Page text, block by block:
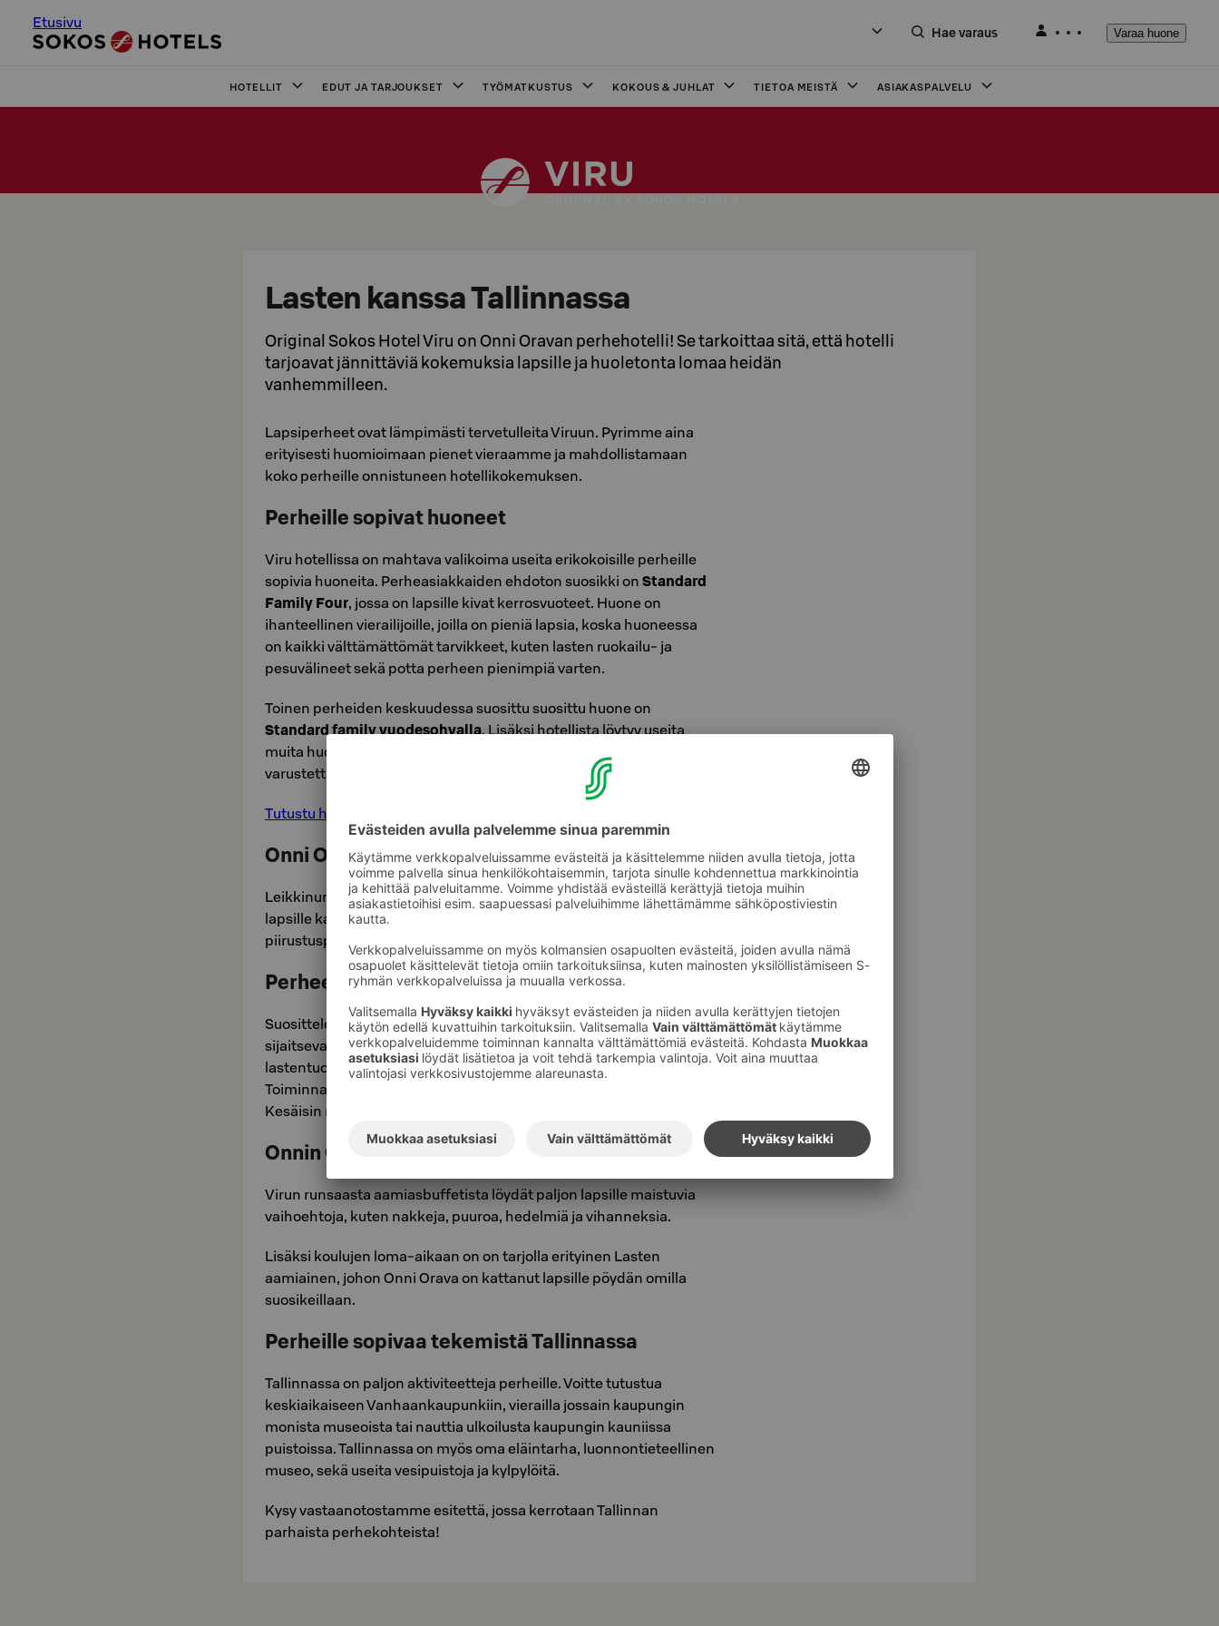
Etusivu
Hae varaus Varaa huone
HOTELLIT EDUT JA TARJOUKSET TYÖMATKUSTUS KOKOUS & JUHLAT TIETOA MEISTÄ ASIAKASPALVELU
Lasten kanssa Tallinnassa
Original Sokos Hotel Viru on Onni Oravan perhehotelli! Se tarkoittaa sitä, että hotelli
tarjoavat jännittäviä kokemuksia lapsille ja huoletonta lomaa heidän
vanhemmilleen.
Lapsiperheet ovat lämpimästi tervetulleita Viruun. Pyrimme aina
erityisesti huomioimaan pienet vieraamme ja mahdollistamaan
koko perheille onnistuneen hotellikokemuksen.
Perheille sopivat huoneet
Viru hotellissa on mahtava valikoima useita erikokoisille perheille
sopivia huoneita. Perheasiakkaiden ehdoton suosikki on Standard
Family Four, jossa on lapsille kivat kerrosvuoteet. Huone on
ihanteellinen vierailijoille, joilla on pieniä lapsia, koska huoneessa
on kaikki välttämättömät tarvikkeet, kuten lasten ruokailu- ja
pesuvälineet sekä potta perheen pienimpiä varten.
Toinen perheiden keskuudessa suosittu suosittu huone on
Standard family vuodesohvalla. Lisäksi hotellista löytyy useita
muita huonetyyppejä yhdellä tai kahdella lisävuoteella
varustettuna, sekä tilavia sviittejä.
Tutustu huoneisiin tästä!
Onni Oravan leikkinurkkaus
Leikkinurkkaus sijaitsee hotellin ala-aulan kahvilassa. Siellä on
lapsille kaikenlaista hauskaa puuhasteltavaa, kuten pelejä,
piirustuspöytä ja leikkikeittiö.
Perheen kanssa syömään
Suosittelemme perheitä vierailemaan ensimmäisessä kerroksessa
sijaitsevassa Amarillo-ravintolassa. Käytettävissä ovat niin
lastentuolit, ruokalaput kuin lasten omat ruokailuvälineet.
Toiminnalliset lastenmenut helpottavat perheen ruokailua.
Kesäisin ravintolan ulkoterassilla on leikkinurkkaus.
Onnin Oravan aamiainen
Virun runsaasta aamiasbuffetista löydät paljon lapsille maistuvia
vaihoehtoja, kuten nakkeja, puuroa, hedelmiä ja vihanneksia.
Lisäksi koulujen loma-aikaan on on tarjolla erityinen Lasten
aamiainen, johon Onni Orava on kattanut lapsille pöydän omilla
suosikeillaan.
Perheille sopivaa tekemistä Tallinnassa
Tallinnassa on paljon aktiviteetteja perheille. Voitte tutustua
keskiaikaiseen Vanhaankaupunkiin, vierailla jossain kaupungin
monista museoista tai nauttia ulkoilusta kaupungin kauniissa
puistoissa. Tallinnassa on myös oma eläintarha, luonnontieteellinen
museo, sekä useita vesipuistoja ja kylpylöitä.
Kysy vastaanotostamme esitettä, jossa kerrotaan Tallinnan
parhaista perhekohteista!